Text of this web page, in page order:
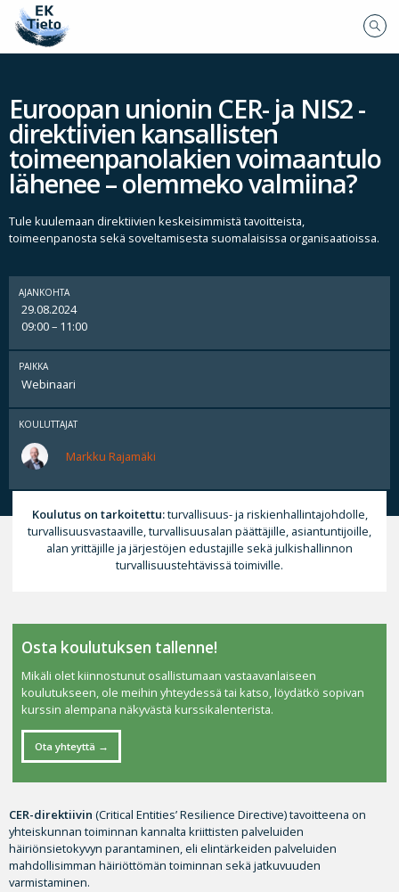
Euroopan unionin CER- ja NIS2 -
direktiivien kansallisten
toimeenpanolakien voimaantulo
lähenee – olemmeko valmiina?
Tule kuulemaan direktiivien keskeisimmistä tavoitteista,
toimeenpanosta sekä soveltamisesta suomalaisissa organisaatioissa.
AJANKOHTA
29.08.2024
09:00 – 11:00
PAIKKA
Webinaari
KOULUTTAJAT
Markku Rajamäki
Koulutus on tarkoitettu:turvallisuus- ja riskienhallintajohdolle,
turvallisuusvastaaville, turvallisuusalan päättäjille, asiantuntijoille,
alan yrittäjille ja järjestöjen edustajille sekä julkishallinnon
turvallisuustehtävissä toimiville.
CER-direktiivin (Critical Entities’ Resilience Directive) tavoitteena on
yhteiskunnan toiminnan kannalta kriittisten palveluiden
häiriönsietokyvyn parantaminen, eli elintärkeiden palveluiden
mahdollisimman häiriöttömän toiminnan sekä jatkuvuuden
varmistaminen.
Osta koulutuksen tallenne!
Mikäli olet kiinnostunut osallistumaan vastaavanlaiseen
koulutukseen, ole meihin yhteydessä tai katso, löydätkö sopivan
kurssin alempana näkyvästä kurssikalenterista.
Ota yhteyttä